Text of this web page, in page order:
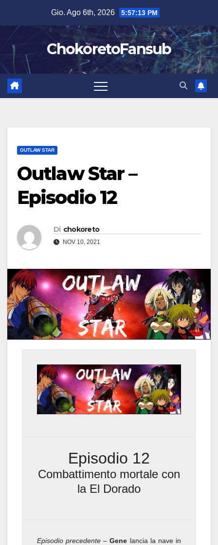
contenuto
Gio. Ago 6th, 2026 5:57:15 PM
ChokoretoFansub
OUTLAW STAR
Outlaw Star –
Episodio 12
Di chokoreto
NOV 10, 2021
Episodio 12
Combattimento mortale con
la El Dorado
Episodio precedente –Gene lancia la nave in